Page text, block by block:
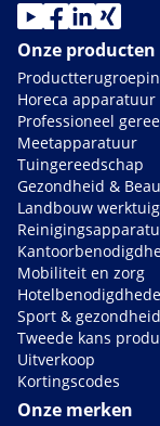
Onze producten
Horeca apparatuur
Professioneel
Meetapparatuur
Tuingereedschap
Gezondheid &
Landbouw
Mobiliteit en zorg
Sport & gezondheid
Tweede kans
Uitverkoop
Kortingscodes
Onze merken